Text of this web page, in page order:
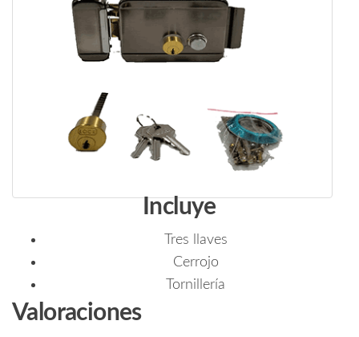
Incluye
Tres llaves
Cerrojo
Tornillería
Valoraciones